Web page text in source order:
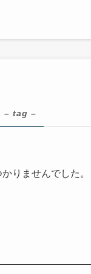
– tag –
りませんでした。